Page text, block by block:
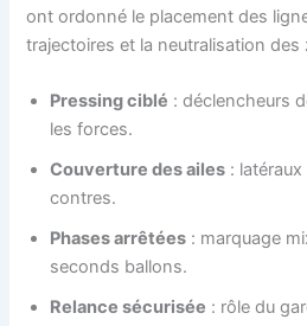
ont ordonné le placement des
trajectoires et la neutralisation des
Pressing ciblé : déclencheurs
les forces.
Couverture des ailes :
contres.
Phases arrêtées : marquage
seconds ballons.
Relance sécurisée : rôle du